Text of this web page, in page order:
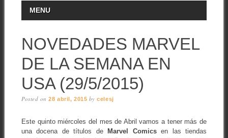
MAIN MENU
MENU
NOVEDADES MARVEL
DE LA SEMANA EN
USA (29/5/2015)
Posted on28 abril, 2015 bycelesj
Este quinto miércoles del mes de Abril vamos a tener más de
una docena de títulos de
Marvel Comicsen las tiendas